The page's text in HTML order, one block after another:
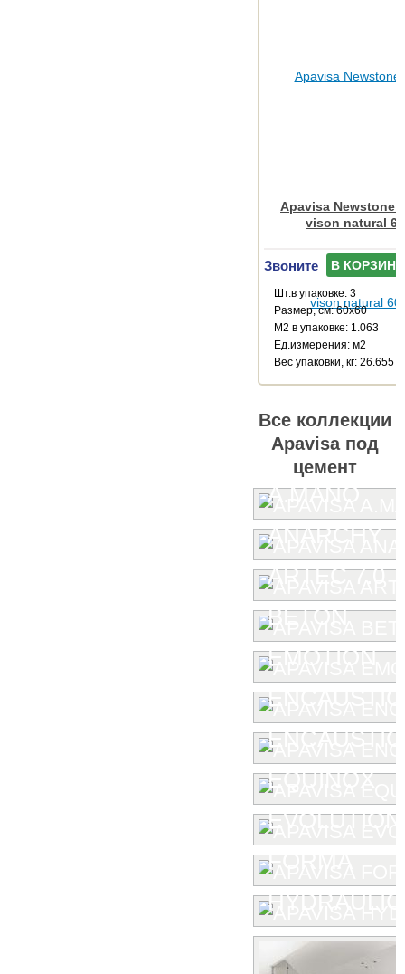
Apavisa Newstone
vison natural
Звоните В КОРЗИНУ
Шт.в упаковке: 3
Размер, см: 60x60
М2 в упаковке: 1.063
Ед.измерения: м2
Веc упаковки, кг: 26.655
Все коллекции
Apavisa под
цемент
A.MANO
ANARCHY
ARTEC 7.0
BETON
EMOTION
ENCAUSTIC
EQUINOX
EVOLUTION
FORMA
HYDRAULIC